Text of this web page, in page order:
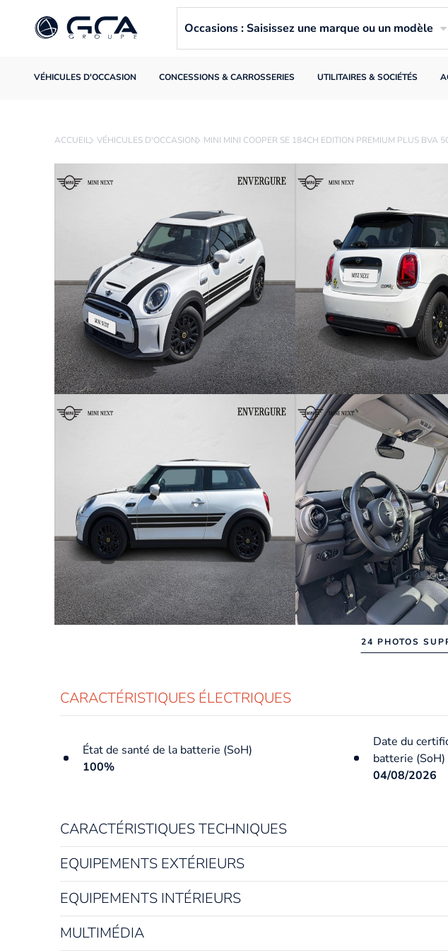
VÉHICULES D'OCCASION CONCESSIONS & CARROSSERIES UTILITAIRES & SOCIÉTÉS
Occasions : Saisissez une marque ou un modèle
ACCUEIL VÉHICULES D'OCCASION MINI MINI COOPER SE 184CH EDITION PREMIUM PLUS BVA
24 PHOTOS
CARACTÉRISTIQUES ÉLECTRIQUES
État de santé de la batterie (SoH)
100%
Date du
batterie (SoH)
04/08/2026
CARACTÉRISTIQUES TECHNIQUES
Année du véhicule
2023
14/06/2023
Carrosserie
Berline
EQUIPEMENTS EXTÉRIEURS
EQUIPEMENTS INTÉRIEURS
MULTIMÉDIA